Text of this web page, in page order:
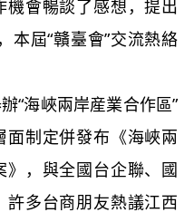
會暢談了感想，提出
本屆“贛臺會”交流熱絡
海峽兩岸産業合作區”
制定併發布《海峽兩
》，與全國台企聯、國
許多台商朋友熱議江西